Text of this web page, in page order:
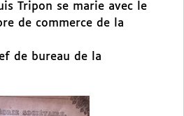
Tripon se marie avec le
de commerce de la
de bureau de la